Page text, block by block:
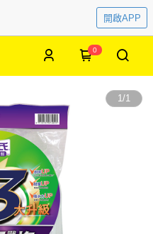
開啟APP
0
1/1